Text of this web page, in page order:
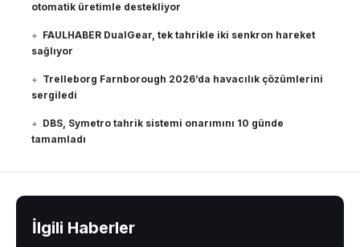
otomatik üretimle destekliyor
FAULHABER DualGear, tek tahrikle iki senkron hareket
sağlıyor
Trelleborg Farnborough 2026’da havacılık çözümlerini
sergiledi
DBS, Symetro tahrik sistemi onarımını 10 günde
tamamladı
İlgili Haberler